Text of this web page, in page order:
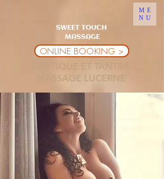
SWEET TOUCH
MASSAGE
ONLINE BOOKING >
MASSAGE LUCERNE
ME
NU